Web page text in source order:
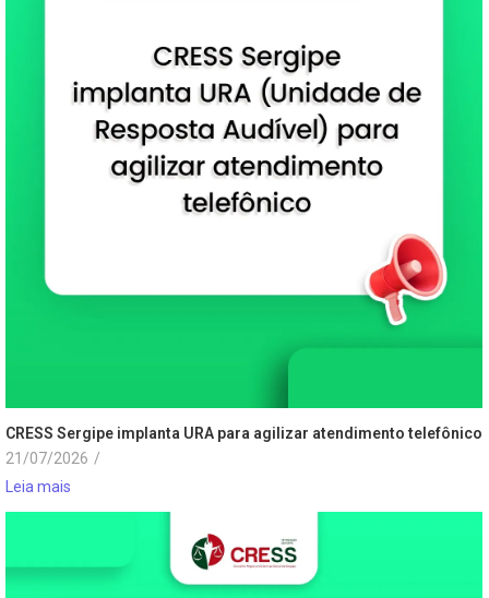
CRESS Sergipe implanta URA para agilizar atendimento telefônico
21/07/2026 /
Leia mais